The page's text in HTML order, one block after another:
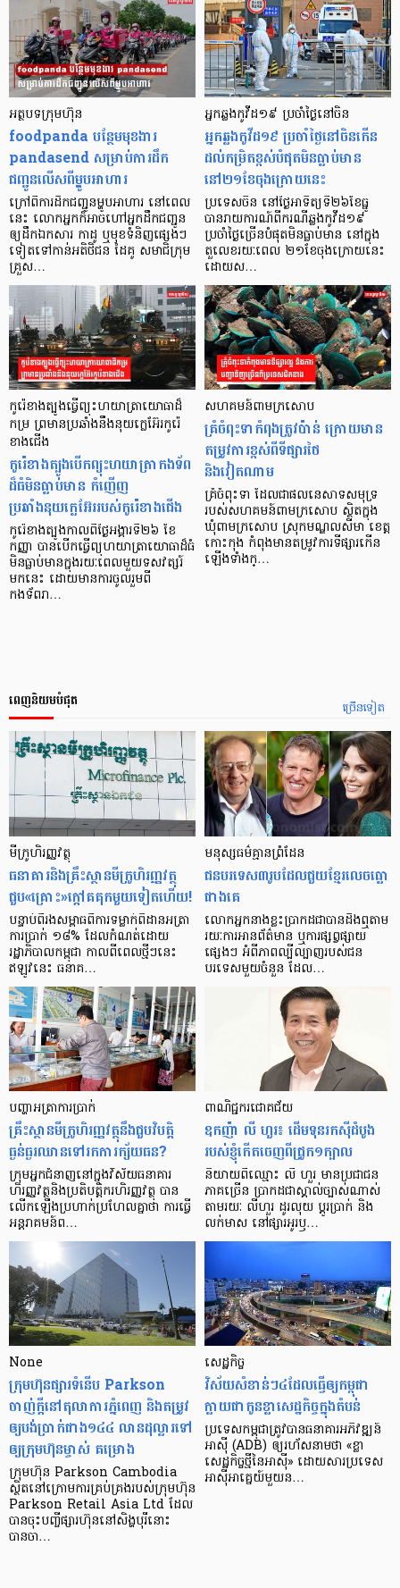
អត្ថបទក្រុមហ៊ុន
foodpanda បន្ថែមមុខងារ
pandasend សម្រាប់ការដឹក
ជញ្ជូនលើសពីម្ហូបអាហារ
ក្រៅពីការដឹកជញ្ជូនម្ហូបអាហារ នៅពេល
នេះ លោកអ្នកក៏អាចហៅអ្នកដឹកជញ្ជូន
ឲ្យដឹកឯកសារ កាដូ ឬមុខទំនិញផ្សេងៗ
ទៀតទៅកាន់អតិថិជន ដៃគូ សមាជិក្រុម
គ្រួស…
អ្នកឆ្លងកូវីដ១៩ ប្រចាំថ្ងៃនៅចិន
អ្នកឆ្លងកូវីដ១៩ ប្រចាំថ្ងៃនៅចិនកើន
ដល់កម្រិតខ្ពស់បំផុតមិនធ្លាប់មាន
នៅ២១ខែចុងក្រោយនេះ
ប្រទេសចិន នៅថ្ងៃអាទិត្យទី២៦ខែធ្នូ
បានរាយការណ៍ពីករណីឆ្លងកូវីដ១៩
ប្រចាំថ្ងៃច្រើនបំផុតមិនធ្លាប់មាន នៅក្នុង
តួលេខរយៈពេល ២១ខែចុងក្រោយនេះ
ដោយស…
កូរ៉េខាងត្បូងធ្វើព្យុះហយាត្រាយោធាដ៏
កម្រ ព្រមានប្រឆាំងនឹងនុយក្លេអ៊ែរកូរ៉េ
ខាងជើង
កូរ៉េខាងត្បូងបើកព្យុះហយាត្រាកងទ័ព
ដ៏ធំមិនធ្លាប់មាន កំញើញ
ប្រឆាំងនុយក្លេអ៊ែររបស់កូរ៉េខាងជើង
កូរ៉េខាងត្បូងកាលពីថ្ងៃអង្គារទី២៦ ខែ
កញ្ញា បានបើកធ្វើព្យុហយាត្រាយោធាដ៏ធំ
មិនធ្លាប់មានក្នុងរយៈពេលមួយទសវត្សរ៍
មកនេះ ដោយមានការចូលរួមពី
កងទ័ពរា…
សហគមន៍ពាមក្រសោប
គ្រំចំពុះទាកំពុងត្រូវប៉ាន់ ក្រោយមាន
តម្រូវការខ្ពស់ពីទីផ្សារថៃ
និងវៀតណាម
គ្រំចំពុះទា ដែលជាផលនេសាទសមុទ្រ
របស់សហគមន៍ពាមក្រសោប ស្ថិតក្នុង
ឃុំពាមក្រសោប ស្រុកមណ្ឌលសីមា ខេត្ត
កោះកុង កំពុងមានតម្រូវការទីផ្សារកើន
ឡើងទាំងក្…
ច្រើនទៀត
ពេញនិយមបំផុត
មីក្រូ​ហិរញ្ញវត្ថុ
ធនាគារ​និង​គ្រឹះស្ថាន​មីក្រូ​ហិរញ្ញវត្ថុ​
ជួប«គ្រោះ»ក្តៅ​គគុក​មួយ​ទៀត​ហើយ!
បន្ទាប់​ពី​រង​សម្ពាធ​​ពី​ការ​ទម្លាក់​ពិដាន​អត្រា​
ការ​ប្រាក់ ១៨​% ដែល​កំណត់​ដោយ​
រដ្ឋាភិបាល​កម្ពុជា កាល​ពី​ពេល​ថ្មីៗ​នេះ
ឥឡូវ​នេះ ធនាគ…
មនុស្ស​ធម៌​គ្មាន​ព្រំដែន
ជន​បរទេស​៣​រូប​ដែល​ជួយ​ខ្មែរ​លេច​ធ្លោ​
ជាង​គេ
លោកអ្នក​នាង​ខ្លះ​ប្រាកដ​ជា​បាន​​ដឹង​ឮ​តាម​
រយៈ​ការ​អាន​ព័ត៌មាន ឬ​ការ​ផ្សព្វផ្សាយ​
ផ្សេងៗ អំពី​ភាព​ល្បីល្បាញ​របស់​ជន​
បរទេស​មួយ​ចំនួន ដែល…
បញ្ហា​អត្រា​ការប្រាក់
គ្រឹះស្ថាន​មីក្រូ​ហិរញ្ញវត្ថុ​នឹង​ជួប​វិបត្តិ​
ធ្ងន់ធ្ងរ​ឈាន​ទៅ​រក​ការ​ក្ស័យធន?
ក្រុម​អ្នក​ជំនាញ​នៅ​ក្នុង​វិស័យ​ធនាគារ
ហិរញ្ញវត្ថុ​និង​ប្រតិបត្តិករ​ហិរញ្ញ​វត្ថុ បាន​​
លើក​ឡើង​ប្រហាក់​ប្រហែល​គ្នា​ថា ការ​ធ្វើ​
អន្តរាគមន៍​ព…
ពាណិជ្ជករជោគជ័យ
ឧកញ៉ា លី ហួរ៖ ដើមទុនរកស៊ីដំបូង
របស់ខ្ញុំកើតចេញពីជ្រូក១ក្បាល
និយាយ​ពី​ឈ្មោះ លី ហួរ មាន​ប្រជាជន​
ភាគ​ច្រើន ប្រាកដ​ជា​ស្គាល់​ច្បាស់​ណាស់
តាមរយៈ លីហួរ ដូរ​លុយ ប្តូរ​បា្រក់ និង​
លក់​មាស នៅ​ផ្សារ​អូរ​ឫ…
None
ក្រុមហ៊ុនផ្សារទំនើប Parkson
ចាញ់ក្ដីនៅតុលាការភ្នំពេញ និងតម្រូវ
ឲ្យបង់ប្រាក់ជាង១៤៤ លានដុល្លារទៅ
ឲ្យក្រុមហ៊ុនម្ចាស់ គម្រោង
ក្រុមហ៊ុន Parkson Cambodia
ស្ថិតនៅក្រោមការគ្រប់គ្រងរបស់ក្រុមហ៊ុន
Parkson Retail Asia Ltd ដែល
បានចុះបញ្ចីផ្សារហ៊ុននៅសិង្ហបុរីនោះ
បានចា…
សេដ្ឋកិច្ច​
វិស័យ​សំខាន់ៗ​៤​ដែល​ធ្វើ​ឲ្យ​កម្ពុជា​
ក្លាយ​ជា​កូន​ខ្លា​សេដ្ឋកិច្ច​ក្នុង​តំបន់
ប្រទេស​កម្ពុជា​ត្រូវ​បាន​ធនាគារ​អភិវឌ្ឍន៍​
អាស៊ី (ADB) ឲ្យ​រហ័ស​នាមថា «ខ្លា​
សេដ្ឋកិច្ច​ថ្មី​នៃ​អាស៊ី» ដោយសារ​ប្រទេស​
អាស៊ី​អាគ្នេយ៍​មួយ​ន…